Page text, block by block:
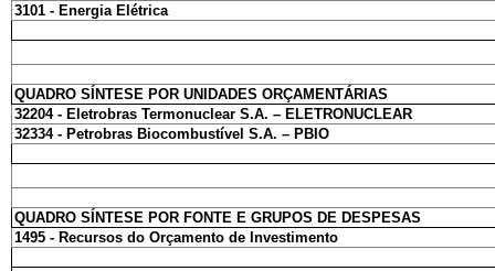
3101 - Energia Elétrica
QUADRO SÍNTESE POR UNIDADES ORÇAMENTÁRIAS
32204 - Eletrobras Termonuclear S.A. – ELETRONUCLEAR
32334 - Petrobras Biocombustível S.A. – PBIO
QUADRO SÍNTESE POR FONTE E GRUPOS DE DESPESAS
1495 - Recursos do Orçamento de Investimento